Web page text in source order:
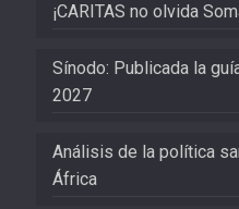
¡CARITAS no olvida
Sínodo: Publicada la
2027
Análisis de la política
África